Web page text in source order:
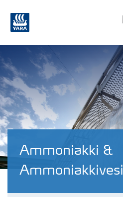
Ammoniakki &
Ammoniakkivesi